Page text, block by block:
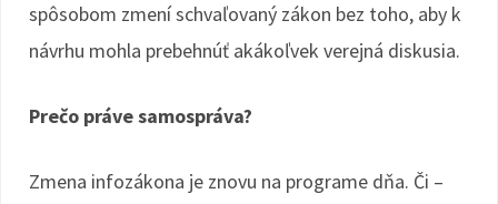
spôsobom zmení schvaľovaný zákon bez toho, aby k
návrhu mohla prebehnúť akákoľvek verejná diskusia.
Prečo práve samospráva?
Zmena infozákona je znovu na programe dňa. Či –